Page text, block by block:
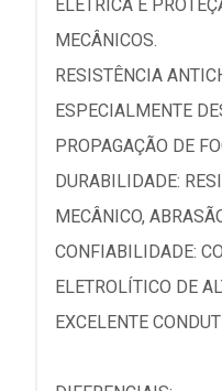
ELÉTRICA E
MECÂNICOS.
RESISTÊNCIA
ESPECIALMENTE
PROPAGAÇÃO DE
DURABILIDADE:
MECÂNICO,
CONFIABILIDADE:
ELETROLÍTICO DE
EXCELENTE